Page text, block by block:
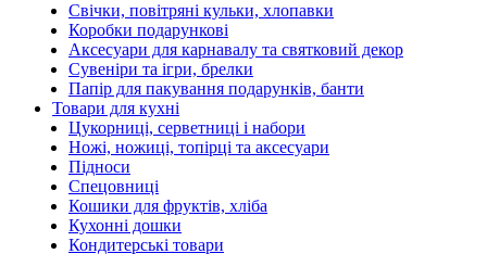
Свічки, повітряні кульки, хлопавки
Коробки подарункові
Аксесуари для карнавалу та святковий декор
Сувеніри та ігри, брелки
Папір для пакування подарунків, банти
Товари для кухні
Цукорниці, серветниці і набори
Ножі, ножиці, топірці та аксесуари
Підноси
Спецовниці
Кошики для фруктів, хліба
Кухонні дошки
Кондитерські товари